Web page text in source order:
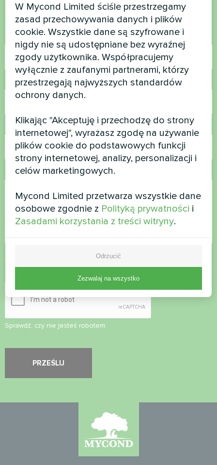
Skontaktuj się z nami, a pomożemy Ci
Nazwa
Numer telefonu
E-mail
Komentarz
politykę prywatności
Kontrola bezpieczeństwa*
Sprawdź, czy nie jesteś robotem.
W Mycond Limited ściśle przestrzegamy
zasad przechowywania danych i plików
cookie. Wszystkie dane są szyfrowane i
nigdy nie są udostępniane bez wyraźnej
zgody użytkownika. Współpracujemy
wyłącznie z zaufanymi partnerami, którzy
przestrzegają najwyższych standardów
ochrony danych.
Klikając "Akceptuję i przechodzę do strony
internetowej", wyrażasz zgodę na używanie
plików cookie do podstawowych funkcji
strony internetowej, analizy, personalizacji i
celów marketingowych.
Mycond Limited przetwarza wszystkie dane
osobowe zgodnie z Polityką prywatności i
Zasadami korzystania z treści witryny.
Odrzucić
Zezwalaj na wszystko